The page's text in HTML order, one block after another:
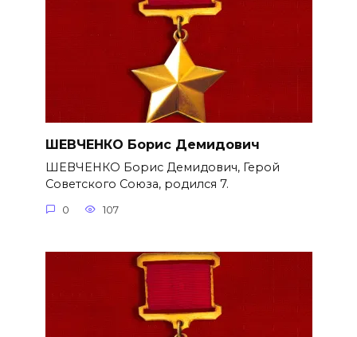
ШЕВЧЕНКО Борис Демидович
ШЕВЧЕНКО Борис Демидович, Герой
Советского Союза, родился 7.
0 107